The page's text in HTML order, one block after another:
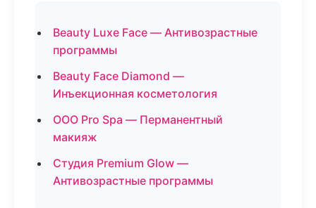
Beauty Luxe Face — Антивозрастные
программы
Beauty Face Diamond —
Инъекционная косметология
ООО Pro Spa — Перманентный
макияж
Студия Premium Glow —
Антивозрастные программы